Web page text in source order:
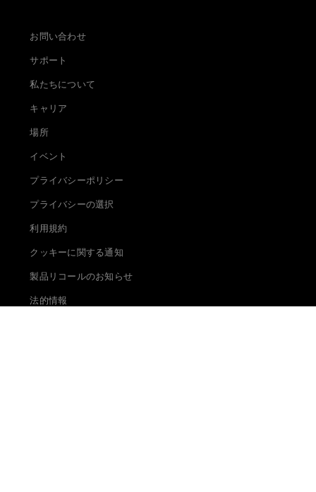
お問い合わせ
サポート
私たちについて
キャリア
場所
イベント
プライバシーポリシー
プライバシーの選択
利用規約
クッキーに関する通知
製品リコールのお知らせ
法的情報